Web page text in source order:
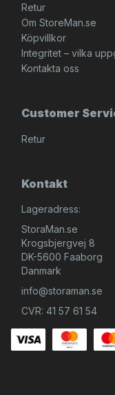
Retur
Om StoreMan.se
Köpvillkor
Integritet – vilka
Kontakta oss
Customer
Retur
Kontakt
Lageradress:
StoraMan.se
Krogsbjergvej 8
DK-5600 Faaborg
Danmark
info@storaman.se
CVR: 41 57 61 54